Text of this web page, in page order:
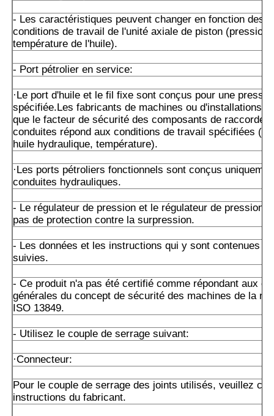
- Les caractéristiques peuvent changer en fonction des
conditions de travail de l'unité axiale de piston (pression
température de l'huile).
- Port pétrolier en service:
·Le port d'huile et le fil fixe sont conçus pour une
spécifiée.Les fabricants de machines ou d'installations
que le facteur de sécurité des composants de
conduites répond aux conditions de travail spécifiées
huile hydraulique, température).
·Les ports pétroliers fonctionnels sont conçus
conduites hydrauliques.
- Le régulateur de pression et le régulateur de pression
pas de protection contre la surpression.
- Les données et les instructions qui y sont contenues
suivies.
- Ce produit n'a pas été certifié comme répondant aux
générales du concept de sécurité des machines de la
ISO 13849.
- Utilisez le couple de serrage suivant:
·Connecteur:
Pour le couple de serrage des joints utilisés, veuillez
instructions du fabricant.